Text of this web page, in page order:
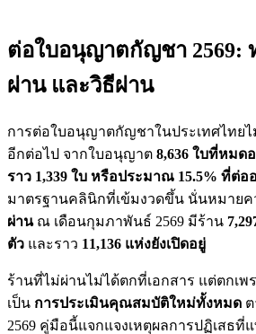
ต่อใบอนุญาตกัญชา 2569:
ผ่าน และวิธีผ่าน
การต่อใบอนุญาตกัญชาในประเทศไทยไ
อีกต่อไป จากใบอนุญาต 8,636 ใบที่หมด
ราว 1,339 ใบ หรือประมาณ 15.5% ที่ต่อ
มาตรฐานคลินิกที่เข้มงวดขึ้น นั่นหมายค
ผ่านณ เดือนกุมภาพันธ์ 2569 มีร้าน
ตัว และราว 11,136 แห่งยังเปิดอยู่
ร้านที่ไม่ผ่านไม่ได้ตกที่เอกสาร แต่ตกเ
เป็น การประเมินคุณสมบัติใหม่ทั้งหมด
2569 คู่มือนี้แจกแจงเหตุผลการปฏิเสธที่